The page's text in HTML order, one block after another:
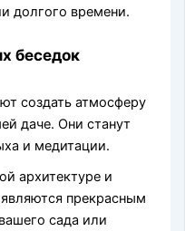
долгого времени.
беседок
создать атмосферу
даче. Они станут
и медитации.
архитектуре и
прекрасным
сада или